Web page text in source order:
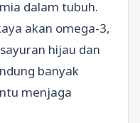
dalam tubuh.
akan omega-3,
hijau dan
banyak
menjaga